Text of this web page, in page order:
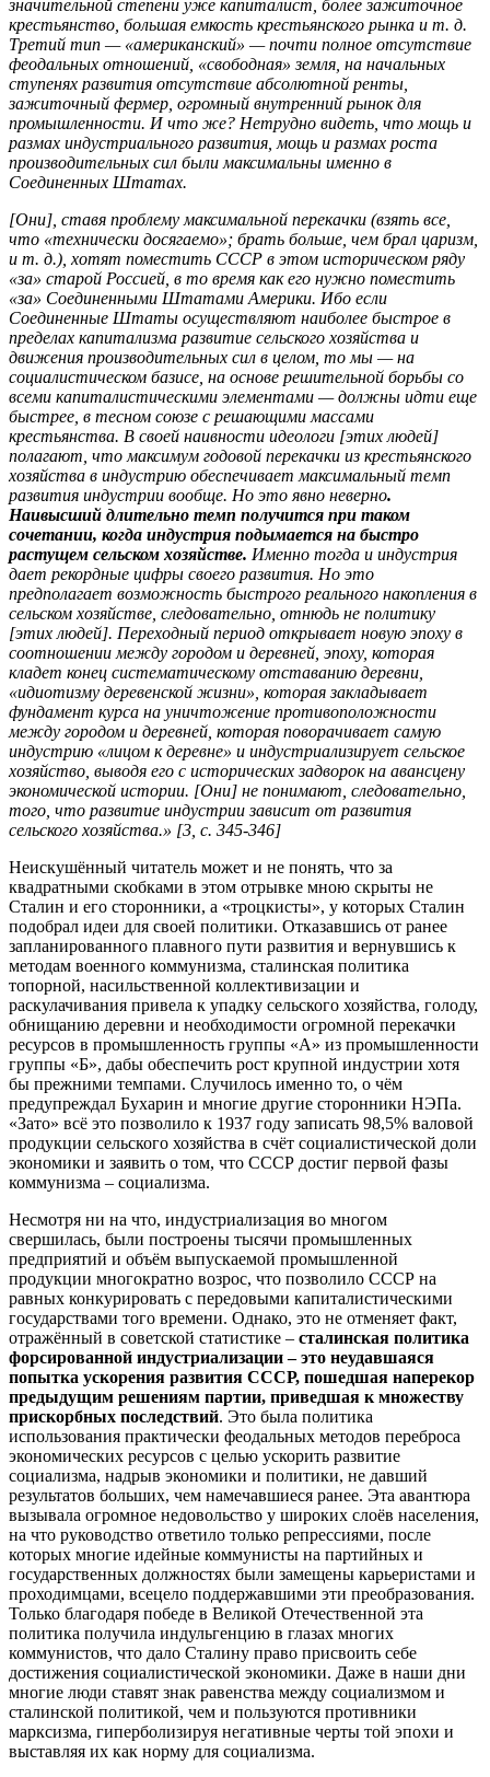
значительной степени уже капиталист, более зажиточное
крестьянство, большая емкость крестьянского рынка и т. д.
Третий тип — «американский» — почти полное отсутствие
феодальных отношений, «свободная» земля, на начальных
ступенях развития отсутствие абсолютной ренты,
зажиточный фермер, огромный внутренний рынок для
промышленности. И что же? Нетрудно видеть, что мощь и
размах индустриального развития, мощь и размах роста
производительных сил были максимальны именно в
Соединенных Штатах.
[Они], ставя проблему максимальной перекачки (взять все,
что «технически досягаемо»; брать больше, чем брал царизм,
и т. д.), хотят поместить СССР в этом историческом ряду
«за» старой Россией, в то время как его нужно поместить
«за» Соединенными Штатами Америки. Ибо если
Соединенные Штаты осуществляют наиболее быстрое в
пределах капитализма развитие сельского хозяйства и
движения производительных сил в целом, то мы — на
социалистическом базисе, на основе решительной борьбы со
всеми капиталистическими элементами — должны идти еще
быстрее, в тесном союзе с решающими массами
крестьянства. В своей наивности идеологи [этих людей]
полагают, что максимум годовой перекачки из крестьянского
хозяйства в индустрию обеспечивает максимальный темп
развития индустрии вообще. Но это явно неверно.
Наивысший длительно темп получится при таком
сочетании, когда индустрия подымается на быстро
растущем сельском хозяйстве. Именно тогда и индустрия
дает рекордные цифры своего развития. Но это
предполагает возможность быстрого реального накопления в
сельском хозяйстве, следовательно, отнюдь не политику
[этих людей]. Переходный период открывает новую эпоху в
соотношении между городом и деревней, эпоху, которая
кладет конец систематическому отставанию деревни,
«идиотизму деревенской жизни», которая закладывает
фундамент курса на уничтожение противоположности
между городом и деревней, которая поворачивает самую
индустрию «лицом к деревне» и индустриализирует сельское
хозяйство, выводя его с исторических задворок на авансцену
экономической истории. [Они] не понимают, следовательно,
того, что развитие индустрии зависит от развития
сельского хозяйства.» [3, с. 345-346]
Неискушённый читатель может и не понять, что за
квадратными скобками в этом отрывке мною скрыты не
Сталин и его сторонники, а «троцкисты», у которых Сталин
подобрал идеи для своей политики. Отказавшись от ранее
запланированного плавного пути развития и вернувшись к
методам военного коммунизма, сталинская политика
топорной, насильственной коллективизации и
раскулачивания привела к упадку сельского хозяйства, голоду,
обнищанию деревни и необходимости огромной перекачки
ресурсов в промышленность группы «А» из промышленности
группы «Б», дабы обеспечить рост крупной индустрии хотя
бы прежними темпами. Случилось именно то, о чём
предупреждал Бухарин и многие другие сторонники НЭПа.
«Зато» всё это позволило к 1937 году записать 98,5% валовой
продукции сельского хозяйства в счёт социалистической доли
экономики и заявить о том, что СССР достиг первой фазы
коммунизма – социализма.
Несмотря ни на что, индустриализация во многом
свершилась, были построены тысячи промышленных
предприятий и объём выпускаемой промышленной
продукции многократно возрос, что позволило СССР на
равных конкурировать с передовыми капиталистическими
государствами того времени. Однако, это не отменяет факт,
отражённый в советской статистике – сталинская политика
форсированной индустриализации – это неудавшаяся
попытка ускорения развития СССР, пошедшая наперекор
предыдущим решениям партии, приведшая к множеству
прискорбных последствий. Это была политика
использования практически феодальных методов переброса
экономических ресурсов с целью ускорить развитие
социализма, надрыв экономики и политики, не давший
результатов больших, чем намечавшиеся ранее. Эта авантюра
вызывала огромное недовольство у широких слоёв населения,
на что руководство ответило только репрессиями, после
которых многие идейные коммунисты на партийных и
государственных должностях были замещены карьеристами и
проходимцами, всецело поддержавшими эти преобразования.
Только благодаря победе в Великой Отечественной эта
политика получила индульгенцию в глазах многих
коммунистов, что дало Сталину право присвоить себе
достижения социалистической экономики. Даже в наши дни
многие люди ставят знак равенства между социализмом и
сталинской политикой, чем и пользуются противники
марксизма, гиперболизируя негативные черты той эпохи и
выставляя их как норму для социализма.